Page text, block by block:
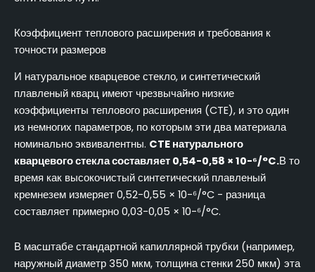
Коэффициент теплового расширения и требования к
точности размеров
И натуральное кварцевое стекло, и синтетический
плавленый кварц имеют чрезвычайно низкие
коэффициенты теплового расширения (CTE), и это один
из немногих параметров, по которым эти два материала
номинально эквивалентны. CTE натурального
кварцевого стекла составляет 0,54-0,58 × 10-⁶/°C.В то
время как высокочистый синтетический плавленый
кремнезем измеряет 0,52-0,55 × 10-⁶/°C - разница
составляет примерно 0,03-0,05 × 10-⁶/°C.
В масштабе стандартной капиллярной трубки (например,
наружный диаметр 350 мкм, толщина стенки 250 мкм) эта